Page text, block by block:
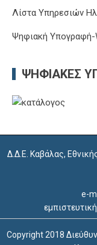
Λίστα Υπηρεσιών
Ψηφιακή Υπογραφή-
ΨΗΦΙΑΚΈΣ
Δ.Δ.Ε. Καβάλας,
e-
Copyright 2018